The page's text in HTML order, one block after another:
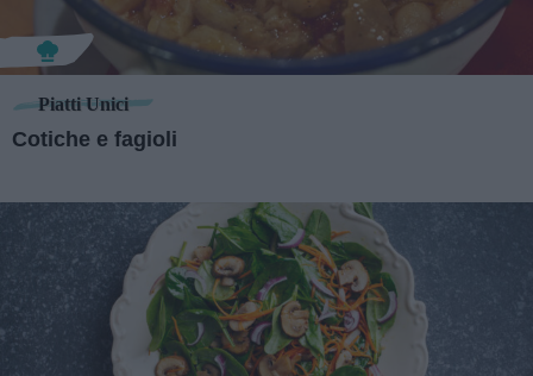
Piatti Unici
Cotiche e fagioli